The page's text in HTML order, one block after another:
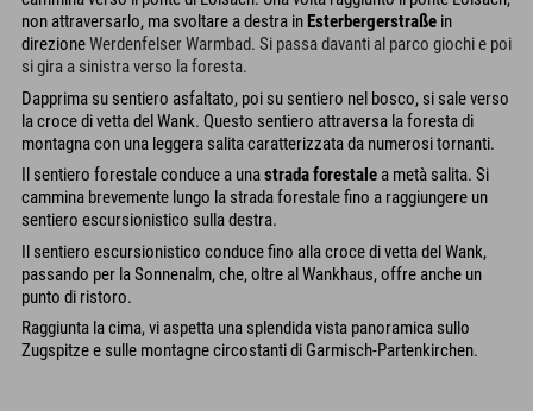
non attraversarlo, ma svoltare a destra inEsterbergerstraße in
direzioneWerdenfelser Warmbad. Si passa davanti al parco giochi e poi
si gira a sinistra verso la foresta.
Dapprima su sentiero asfaltato, poi su sentiero nel bosco, si sale verso
la croce di vetta del Wank. Questo sentiero attraversa la foresta di
montagna con una leggera salita caratterizzata da numerosi tornanti.
Il sentiero forestale conduce a unastrada forestale a metà salita. Si
cammina brevemente lungo la strada forestale fino a raggiungere un
sentiero escursionistico sulla destra.
Il sentiero escursionistico conduce fino alla croce di vetta del Wank,
passando per la Sonnenalm, che, oltre al Wankhaus, offre anche un
punto di ristoro.
Raggiunta la cima, vi aspetta una splendida vista panoramica sullo
Zugspitze e sulle montagne circostanti di Garmisch-Partenkirchen.